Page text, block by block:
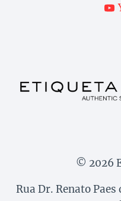
© 2026
Rua Dr. Renato